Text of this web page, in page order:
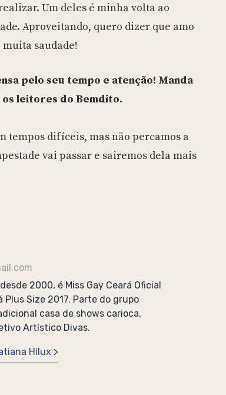
Um deles é minha volta ao
Aproveitando, quero dizer que amo
muita saudade!
pelo seu tempo e atenção! Manda
leitores do Bemdito.
tempos difíceis, mas não percamos a
vai passar e sairemos dela mais
2000, é Miss Gay Ceará Oficial
Plus Size 2017. Parte do grupo
casa de shows carioca,
Artístico Divas.
Hilux